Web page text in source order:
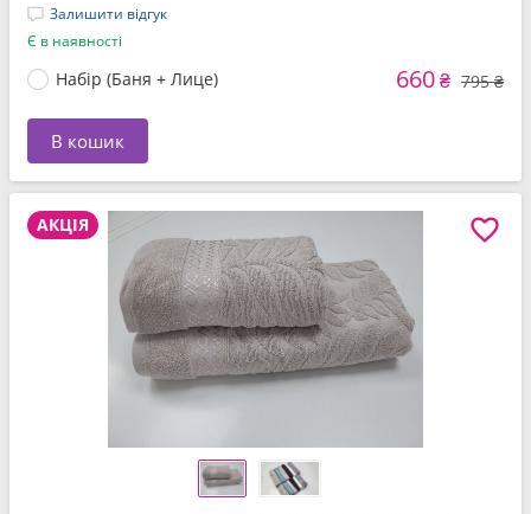
Залишити відгук
Є в наявності
Набір (Баня + Лице) 660₴ 795 ₴
В кошик
АКЦІЯ